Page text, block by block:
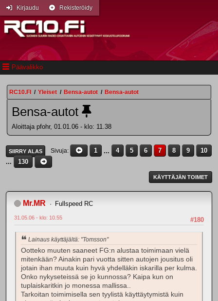
Päävalikko
Kirjaudu Rekisteröidy
RC10.FI / Yleiset / Bensa-autot / Bensa-autot
Bensa-autot
Aloittaja pfohr, 01.01.06 - klo: 11.38
SIIRRY ALAS Sivuja 1 ... 4 5 6 7 8 9
10
...
130
KÄYTTÄJÄN TOIMET
Mr.MR Fullspeed RC
#180
31.05.06 - klo: 10.55
Lainaus käyttäjältä: "Tomsson"
Ootteko muuten saaneet FG:n alustaa toimimaan vielä
mitenkään? Ainakin pari vuotta sitten autojen jousitus oli
jotain ihan muuta kuin hyvä yhdelläkin iskarilla per kulma.
Onko nykyseteissä se jo kunnossa? Kaipa kun on
tuplaiskaritkin jo monessa mallissa..
Tarkoitan toimimisella sen tyylistä käyttäytymistä kuin